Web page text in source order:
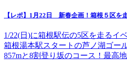
【レポ】1月22日 新春企画！箱根５区を
1/22(日)に箱根駅伝の5区を走るイ
箱根湯本駅スタートの芦ノ湖ゴー
857mと8割登り坂のコース！最高